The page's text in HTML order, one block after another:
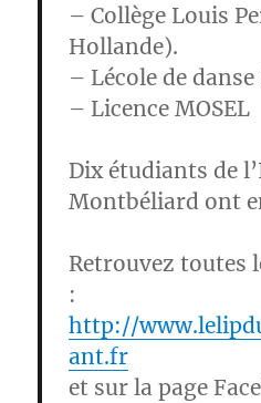
– Collège Louis
Hollande).
– Lécole de danse
– Licence MOSEL
Dix étudiants de
Montbéliard ont
Retrouvez toutes
:
http://
ant.fr
et sur la page